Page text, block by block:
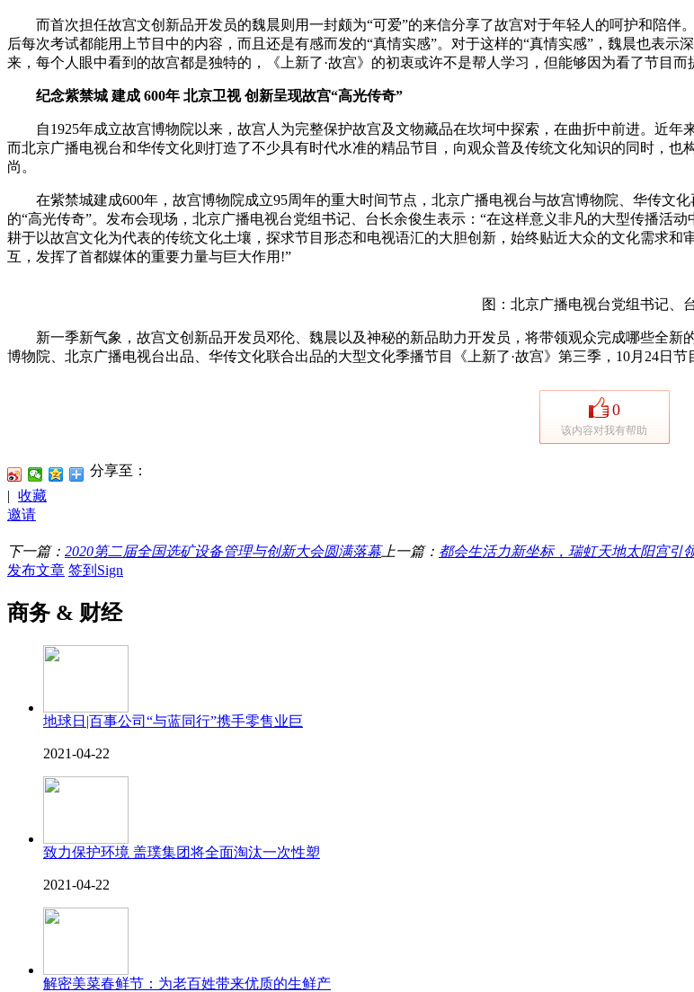
而首次担任故宫文创新品开发员的魏晨则用一封颇为“可爱”的来信分享了故宫对于年轻人的呵护和陪伴
后每次考试都能用上节目中的内容，而且还是有感而发的“真情实感”。对于这样的“真情实感”，魏晨也表
来，每个人眼中看到的故宫都是独特的，《上新了·故宫》的初衷或许不是帮人学习，但能够因为看了节目
纪念紫禁城 建成 600年 北京卫视 创新呈现故宫“高光传奇”
自1925年成立故宫博物院以来，故宫人为完整保护故宫及文物藏品在坎坷中探索，在曲折中前进。近年
而北京广播电视台和华传文化则打造了不少具有时代水准的精品节目，向观众普及传统文化知识的同时，
尚。
在紫禁城建成600年，故宫博物院成立95周年的重大时间节点，北京广播电视台与故宫博物院、华传文
的“高光传奇”。发布会现场，北京广播电视台党组书记、台长余俊生表示：“在这样意义非凡的大型传播活
耕于以故宫文化为代表的传统文化土壤，探求节目形态和电视语汇的大胆创新，始终贴近大众的文化需求
互，发挥了首都媒体的重要力量与巨大作用!”
图：北京广播电视台党组书记、
新一季新气象，故宫文创新品开发员邓伦、魏晨以及神秘的新品助力开发员，将带领观众完成哪些全新
博物院、北京广播电视台出品、华传文化联合出品的大型文化季播节目《上新了·故宫》第三季，10月24日节
0
该内容对我有帮助
分享至：
| 收藏
邀请
下一篇： 2020第二届全国选矿设备管理与创新大会圆满落幕上一篇： 都会生活力新坐标，瑞虹天地太阳宫引
发布文章 签到Sign
商务 & 财经
地球日|百事公司“与蓝同行”携手零售业巨
2021-04-22
致力保护环境 盖璞集团将全面淘汰一次性塑
2021-04-22
解密美菜春鲜节：为老百姓带来优质的生鲜产